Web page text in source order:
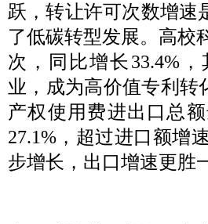
跃，转让许可次数增速
了低碳转型发展。高校
次，同比增长33.4%
业，成为高价值专利转
产权使用费进出口总
27.1%，超过进口额增
步增长，出口增速更胜